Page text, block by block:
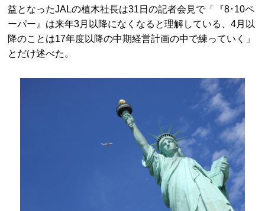
益となったJALの植木社長は31日の記者会見で「『8･10ペ
ーパー』は来年3月以降になくなると理解している、4月以
降のことは17年度以降の中期経営計画の中で練っていく」
とだけ述べた。